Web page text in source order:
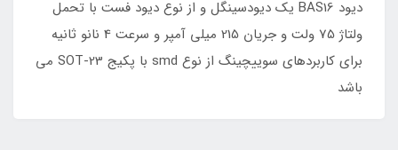
دیود BAS16 یک دیودسینگل و از نوع دیود فست با تحمل
ولتاژ 75 ولت و جریان 215 میلی آمپر و سرعت 4 نانو ثانیه
برای کاربردهای سوییچینگ از نوع smd با پکیج SOT-23 می
باشد